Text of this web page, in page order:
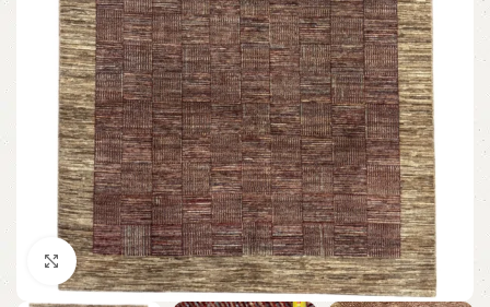
Click to enlarge